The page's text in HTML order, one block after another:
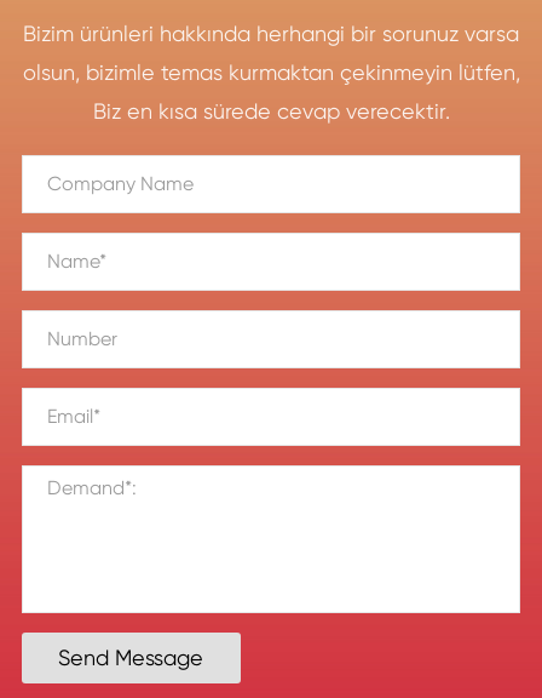
Bizim ürünleri hakkında herhangi bir sorunuz varsa
olsun, bizimle temas kurmaktan çekinmeyin lütfen,
Biz en kısa sürede cevap verecektir.
Send Message